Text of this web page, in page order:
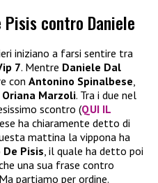
contro Daniele
iniziano a farsi sentire tra
7. Mentre Daniele Dal
con Antonino Spinalbese,
Oriana Marzoli. Tra i due nel
scontro (QUI IL
ha chiaramente detto di
mattina la vippona ha
Pisis, il quale ha detto poi
una sua frase contro
partiamo per ordine.